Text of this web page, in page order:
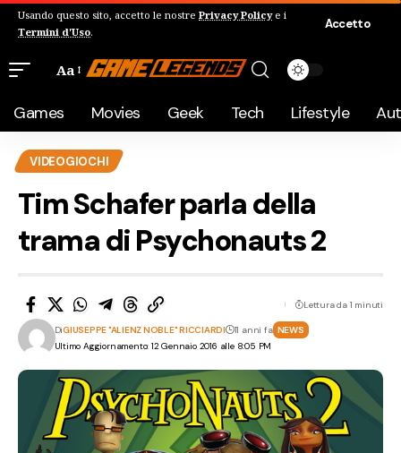
Usando questo sito, accetto le nostre Privacy Policye i
Termini d'Uso.
Accetto
Aa
Games Movies Geek Tech Lifestyle
VIDEOGIOCHI
Tim Schafer parla della
trama di Psychonauts 2
Ultimo Aggiornamento: 12 Gennaio 2016 alle 8:05 PM
DiGIUSEPPE "ALIENZ NOBLE" RICCIARDI 11 anni fa NEWS
Lettura da 1 minuti